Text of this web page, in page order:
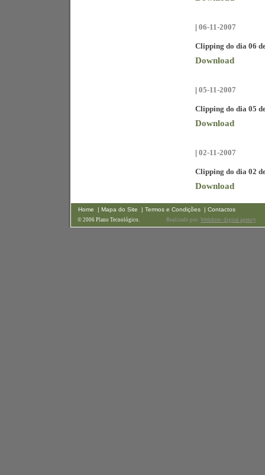
| 06-11-2007
Clipping do dia 06
Download
| 05-11-2007
Clipping do dia 05
Download
| 02-11-2007
Clipping do dia 02
Download
Home | Mapa do Site | Termos e Condições | Contactos
© 2006 Plano Tecnológico. Realizado por: Webdote- digital agency